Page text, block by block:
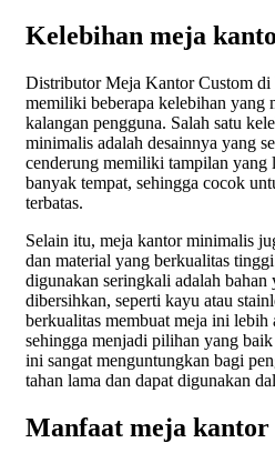
Kelebihan meja
Distributor Meja Kantor Custom
memiliki beberapa kelebihan yang
kalangan pengguna. Salah satu
minimalis adalah desainnya yang
cenderung memiliki tampilan yang
banyak tempat, sehingga cocok
terbatas.
Selain itu, meja kantor minimalis
dan material yang berkualitas
digunakan seringkali adalah bahan
dibersihkan, seperti kayu atau
berkualitas membuat meja ini
sehingga menjadi pilihan yang
ini sangat menguntungkan bagi
tahan lama dan dapat digunakan
Manfaat meja kantor